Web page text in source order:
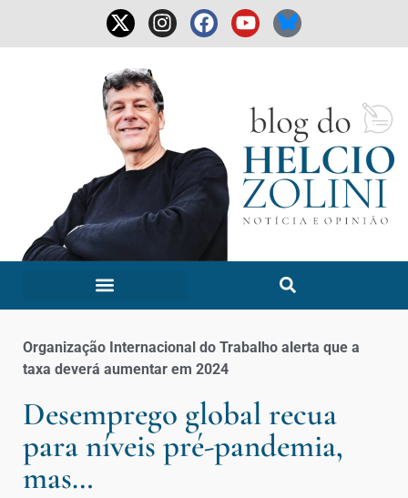
Organização Internacional do Trabalho alerta que a
taxa deverá aumentar em 2024
Desemprego global recua
para níveis pré-pandemia,
mas…